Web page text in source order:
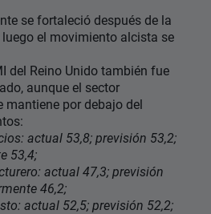
se fortaleció después de la
el movimiento alcista se
del Reino Unido también fue
aunque el sector
mantiene por debajo del
actual 53,8; previsión 53,2;
53,4;
actual 47,3; previsión
46,2;
actual 52,5; previsión 52,2;